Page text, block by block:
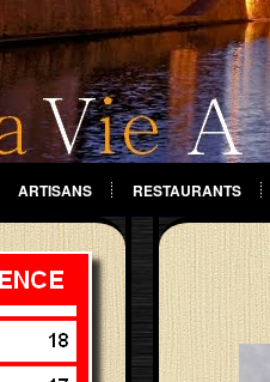
ARTISANS RESTAURANTS